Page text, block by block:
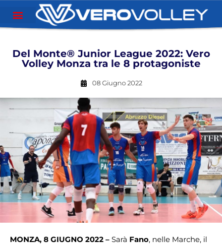
Del Monte® Junior League 2022: Vero
Volley Monza tra le 8 protagoniste
08 Giugno 2022
MONZA, 8 GIUGNO 2022 – Sarà Fano, nelle Marche, il